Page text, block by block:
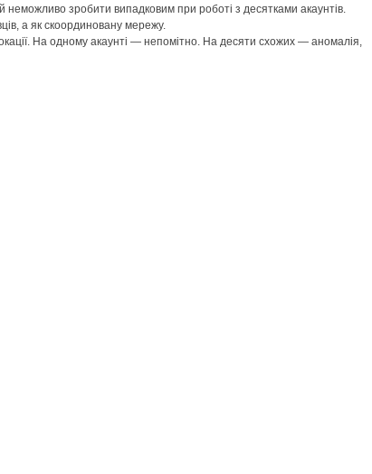
неможливо зробити випадковим при роботі з десятками акаунтів.
а як скоординовану мережу.
На одному акаунті — непомітно. На десяти схожих — аномалія,